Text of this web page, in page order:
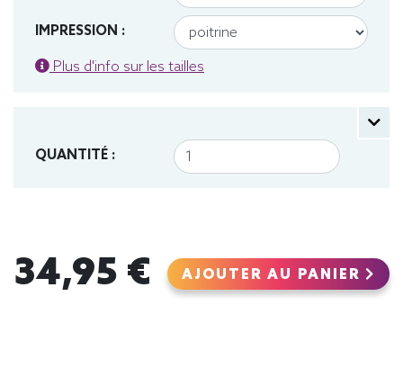
IMPRESSION :
Plus d'info sur les tailles
QUANTITÉ :
34,95 € AJOUTER AU PANIER